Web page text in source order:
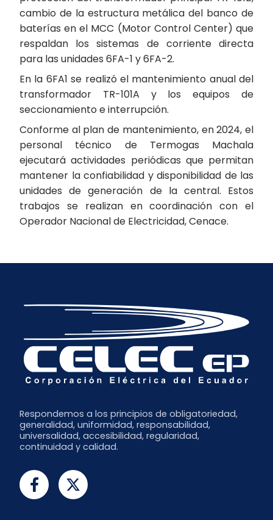
cambio de la estructura metálica del banco de
baterías en el MCC (Motor Control Center) que
respaldan los sistemas de corriente directa
para las unidades 6FA-1 y 6FA-2.
En la 6FA1 se realizó el mantenimiento anual del
transformador TR-101A y los equipos de
seccionamiento e interrupción.
Conforme al plan de mantenimiento, en 2024, el
personal técnico de Termogas Machala
ejecutará actividades periódicas que permitan
mantener la confiabilidad y disponibilidad de las
unidades de generación de la central. Estos
trabajos se realizan en coordinación con el
Operador Nacional de Electricidad, Cenace.
Respondemos a los principios de obligatoriedad,
generalidad, uniformidad, responsabilidad,
universalidad, accesibilidad, regularidad,
continuidad y calidad.